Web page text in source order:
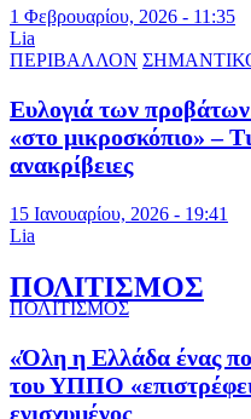
1 Φεβρουαρίου, 2026 - 11:35
Lia
ΠΕΡΙΒΑΛΛΟΝ
Ευλογιά των
«στο μικροσκόπιο» –
ανακρίβειες
15 Ιανουαρίου, 2026 - 19:41
Lia
ΠΟΛΙΤΙΣΜΟΣ
ΠΟΛΙΤΙΣΜΟΣ
«Όλη η Ελλάδα ένας
του ΥΠΠΟ
ενισχυμένος